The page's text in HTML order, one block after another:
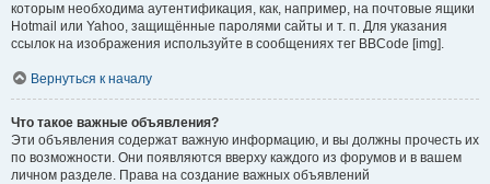
которым необходима аутентификация, как, например, на почтовые ящики
Hotmail или Yahoo, защищённые паролями сайты и т. п. Для указания
ссылок на изображения используйте в сообщениях тег BBCode [img].
Вернуться к началу
Что такое важные объявления?
Эти объявления содержат важную информацию, и вы должны прочесть их
по возможности. Они появляются вверху каждого из форумов и в вашем
личном разделе. Права на создание важных объявлений